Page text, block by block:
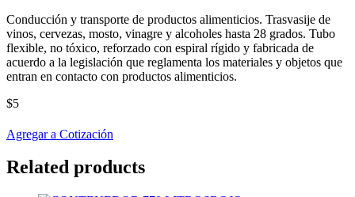
Conducción y transporte de productos alimenticios. Trasvasije de
vinos, cervezas, mosto, vinagre y alcoholes hasta 28 grados. Tubo
flexible, no tóxico, reforzado con espiral rígido y fabricada de
acuerdo a la legislación que reglamenta los materiales y objetos que
entran en contacto con productos alimenticios.
$5
Agregar a Cotización
Related products